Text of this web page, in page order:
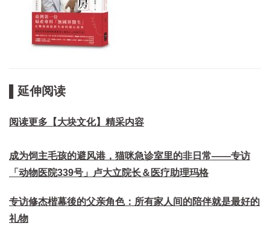
▌延伸阅读
阅读更多【大块文化】精采内容
成为饲主毛孩的避风港，猫咪急诊室里的非日常——专访
「动物医院339号」卢大立院长＆医疗助理玛格
专访修杰楷幕後的父亲角色：所有家人间的陪伴就是最好的
礼物